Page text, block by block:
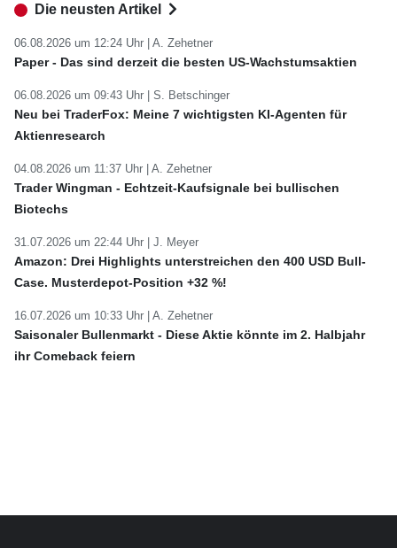
Die neusten Artikel
06.08.2026 um 12:24 Uhr | A. Zehetner
Paper - Das sind derzeit die besten US-Wachstumsaktien
06.08.2026 um 09:43 Uhr | S. Betschinger
Neu bei TraderFox: Meine 7 wichtigsten KI-Agenten für
Aktienresearch
04.08.2026 um 11:37 Uhr | A. Zehetner
Trader Wingman - Echtzeit-Kaufsignale bei bullischen
Biotechs
31.07.2026 um 22:44 Uhr | J. Meyer
Amazon: Drei Highlights unterstreichen den 400 USD Bull-
Case. Musterdepot-Position +32 %!
16.07.2026 um 10:33 Uhr | A. Zehetner
Saisonaler Bullenmarkt - Diese Aktie könnte im 2. Halbjahr
ihr Comeback feiern